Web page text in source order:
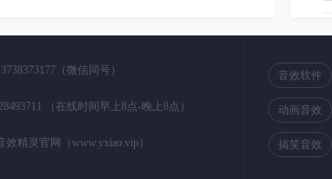
（微信同号）
（在线时间早上8点-晚上8点）
效精灵官网（www.yxiao.vip）
音效软件
动画音效
搞笑音效